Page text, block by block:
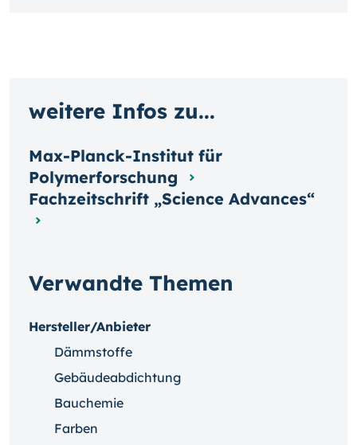
Verwandte Themen
Hersteller/Anbieter
Dämmstoffe
Gebäudeabdichtung
Bauchemie
Farben
weitere Infos zu...
Max-Planck-Institut für
Polymerforschung
Fachzeitschrift „Science Advances“